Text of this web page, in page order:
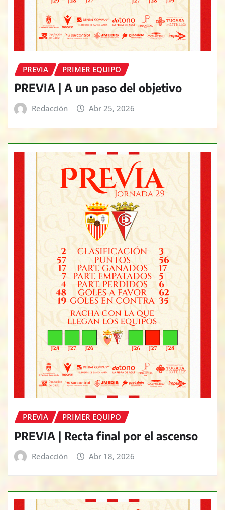
PREVIA PRIMER EQUIPO
PREVIA | A un paso del objetivo
Redacción Abr 25, 2026
PREVIA PRIMER EQUIPO
PREVIA | Recta final por el ascenso
Redacción Abr 18, 2026